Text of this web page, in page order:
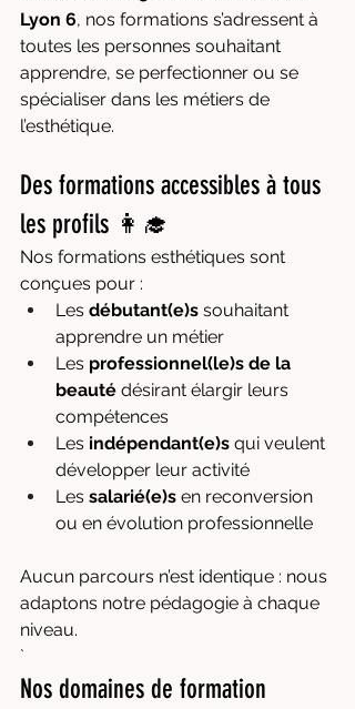
Lyon 6, nos formations s’adressent à
toutes les personnes souhaitant
apprendre, se perfectionner ou se
spécialiser dans les métiers de
l’esthétique.
Des formations accessibles à tous
les profils 👩‍🎓
Nos formations esthétiques sont
conçues pour :
Les débutant(e)s souhaitant
apprendre un métier
Les professionnel(le)s de la
beauté désirant élargir leurs
compétences
Les indépendant(e)s qui veulent
développer leur activité
Les salarié(e)s en reconversion
ou en évolution professionnelle
Aucun parcours n’est identique : nous
adaptons notre pédagogie à chaque
niveau.
`
Nos domaines de formation